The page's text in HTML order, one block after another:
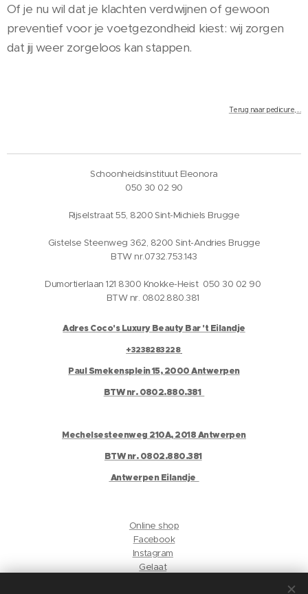
Of je nu wil dat je klachten verdwijnen of gewoon
preventief voor je voetgezondheid kiest: wij zorgen
dat jij weer zorgeloos kan stappen.
Terug naar pedicure,...
Schoonheidsinstituut Eleonora
050 30 02 90
Rijselstraat 55, 8200 Sint-Michiels Brugge
Gistelse Steenweg 362, 8200 Sint-Andries Brugge
BTW nr.0732.753.143
Dumortierlaan 121 8300 Knokke-Heist 050 30 02 90
BTW nr. 0802.880.381
Adres Coco's Luxury Beauty Bar 't Eilandje
+3238283228
Paul Smekensplein 15, 2000 Antwerpen
BTW nr. 0802.880.381
Mechelsesteenweg 210A, 2018 Antwerpen
BTW nr. 0802.880.381
Antwerpen Eilandje
Online shop
Facebook
Instagram
Gelaat